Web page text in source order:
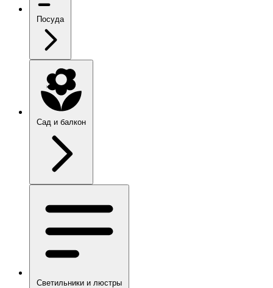
Посуда
Сад и балкон
Светильники и люстры